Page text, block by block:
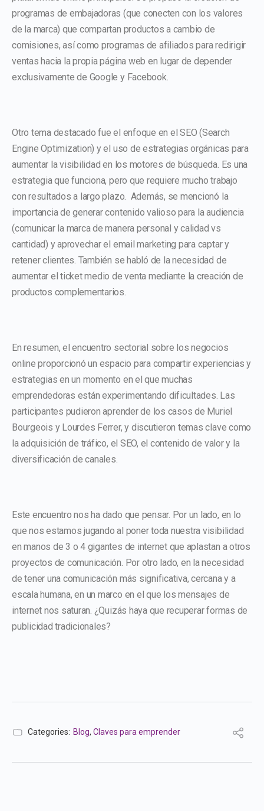
programas de embajadoras (que conecten con los valores
de la marca) que compartan productos a cambio de
comisiones, así como programas de afiliados para redirigir
ventas hacia la propia página web en lugar de depender
exclusivamente de Google y Facebook.
Otro tema destacado fue el enfoque en el SEO (Search
Engine Optimization) y el uso de estrategias orgánicas para
aumentar la visibilidad en los motores de búsqueda. Es una
estrategia que funciona, pero que requiere mucho trabajo
con resultados a largo plazo. Además, se mencionó la
importancia de generar contenido valioso para la audiencia
(comunicar la marca de manera personal y calidad vs
cantidad) y aprovechar el email marketing para captar y
retener clientes. También se habló de la necesidad de
aumentar el ticket medio de venta mediante la creación de
productos complementarios.
En resumen, el encuentro sectorial sobre los negocios
online proporcionó un espacio para compartir experiencias y
estrategias en un momento en el que muchas
emprendedoras están experimentando dificultades. Las
participantes pudieron aprender de los casos de Muriel
Bourgeois y Lourdes Ferrer, y discutieron temas clave como
la adquisición de tráfico, el SEO, el contenido de valor y la
diversificación de canales.
Este encuentro nos ha dado que pensar. Por un lado, en lo
que nos estamos jugando al poner toda nuestra visibilidad
en manos de 3 o 4 gigantes de internet que aplastan a otros
proyectos de comunicación. Por otro lado, en la necesidad
de tener una comunicación más significativa, cercana y a
escala humana, en un marco en el que los mensajes de
internet nos saturan. ¿Quizás haya que recuperar formas de
publicidad tradicionales?
Categories: Blog, Claves para emprender